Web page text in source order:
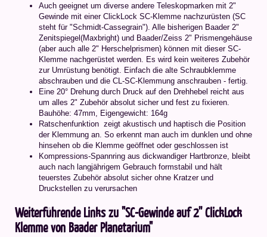
Auch geeignet um diverse andere Teleskopmarken mit 2"
Gewinde mit einer ClickLock SC-Klemme nachzurüsten (SC
steht für "Schmidt-Cassegrain"). Alle bisherigen Baader 2"
Zenitspiegel(Maxbright) und Baader/Zeiss 2" Prismengehäuse
(aber auch alle 2" Herschelprismen) können mit dieser SC-
Klemme nachgerüstet werden. Es wird kein weiteres Zubehör
zur Umrüstung benötigt. Einfach die alte Schraubklemme
abschrauben und die CL-SC-Klemmung anschrauben - fertig.
Eine 20° Drehung durch Druck auf den Drehhebel reicht aus
um alles 2" Zubehör absolut sicher und fest zu fixieren.
Bauhöhe: 47mm, Eigengewicht: 164g
Ratschenfunktion  zeigt akustisch und haptisch die Position
der Klemmung an. So erkennt man auch im dunklen und ohne
hinsehen ob die Klemme geöffnet oder geschlossen ist
Kompressions-Spannring aus dickwandiger Hartbronze, bleibt
auch nach langjährigem Gebrauch formstabil und hält
teuerstes Zubehör absolut sicher ohne Kratzer und
Druckstellen zu verursachen
Weiterführende Links zu "SC-Gewinde auf 2'' ClickLock
Klemme von Baader Planetarium"